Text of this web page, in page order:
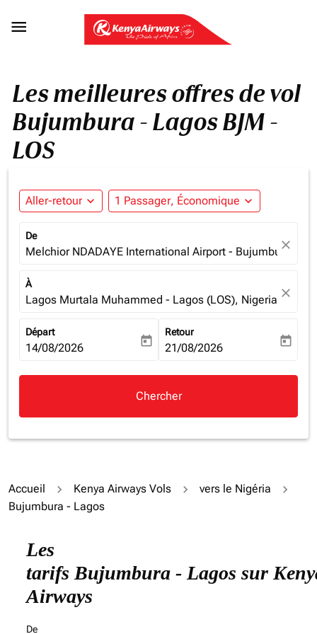

Les meilleures offres de vol
Bujumbura - Lagos BJM -
LOS
Aller-retour expand_more 1 Passager, Économique expand_more
De
Melchior NDADAYE International Airport - Bujumbura
close
À
Lagos Murtala Muhammed - Lagos (LOS), Nigeria close
Départ
fc-booking-departure-date-aria-label
14/08/2026 today
Retour
fc-booking-return-date-aria-
21/08/2026 today
Chercher
Accueil Kenya Airways Vols
vers le Nigéria
Bujumbura - Lagos
Les
tarifs Bujumbura - Lagos sur
Airways
De
Essayez de mettre à jour votre itinéraire (origine et/